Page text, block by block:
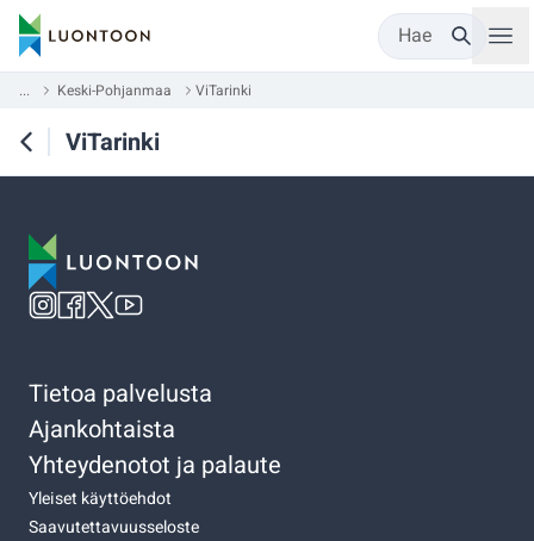
Hae
... Keski-Pohjanmaa ViTarinki
ViTarinki
Tietoa palvelusta
Ajankohtaista
Yhteydenotot ja palaute
Yleiset käyttöehdot
Saavutettavuusseloste